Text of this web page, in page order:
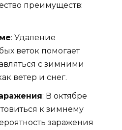
преимуществ:
: Удаление
веток помогает
с зимними
ветер и снег.
: В октябре
к зимнему
заражения